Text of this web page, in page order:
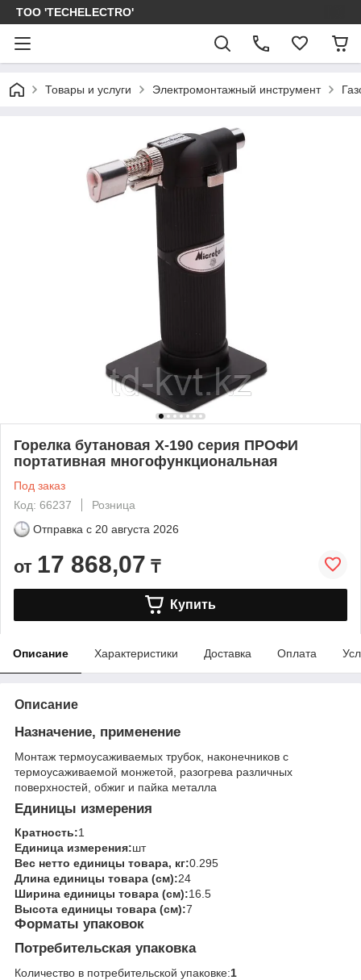
ТОО 'TECHELECTRO'
Товары и услуги Электромонтажный инструмент
Горелка бутановая X-190 серия ПРОФИ
портативная многофункциональная
Под заказ
Код: 66237
Розница
Отправка с 20 августа 2026
от 17 868,07 ₸
Купить
Описание Характеристики Доставка Оплата
Описание
Назначение, применение
Монтаж термоусаживаемых трубок, наконечников с
термоусаживаемой монжетой, разогрева различных
поверхностей, обжиг и пайка металла
Единицы измерения
Кратность:1
Единица измерения:шт
Вес нетто единицы товара, кг:0.295
Длина единицы товара (см):24
Ширина единицы товара (см):16.5
Высота единицы товара (см):7
Форматы упаковок
Потребительская упаковка
Количество в потребительской упаковке:1